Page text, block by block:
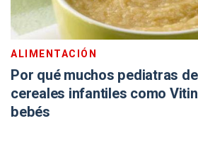
ALIMENTACIÓN
Por qué muchos pediatras
cereales infantiles como
bebés